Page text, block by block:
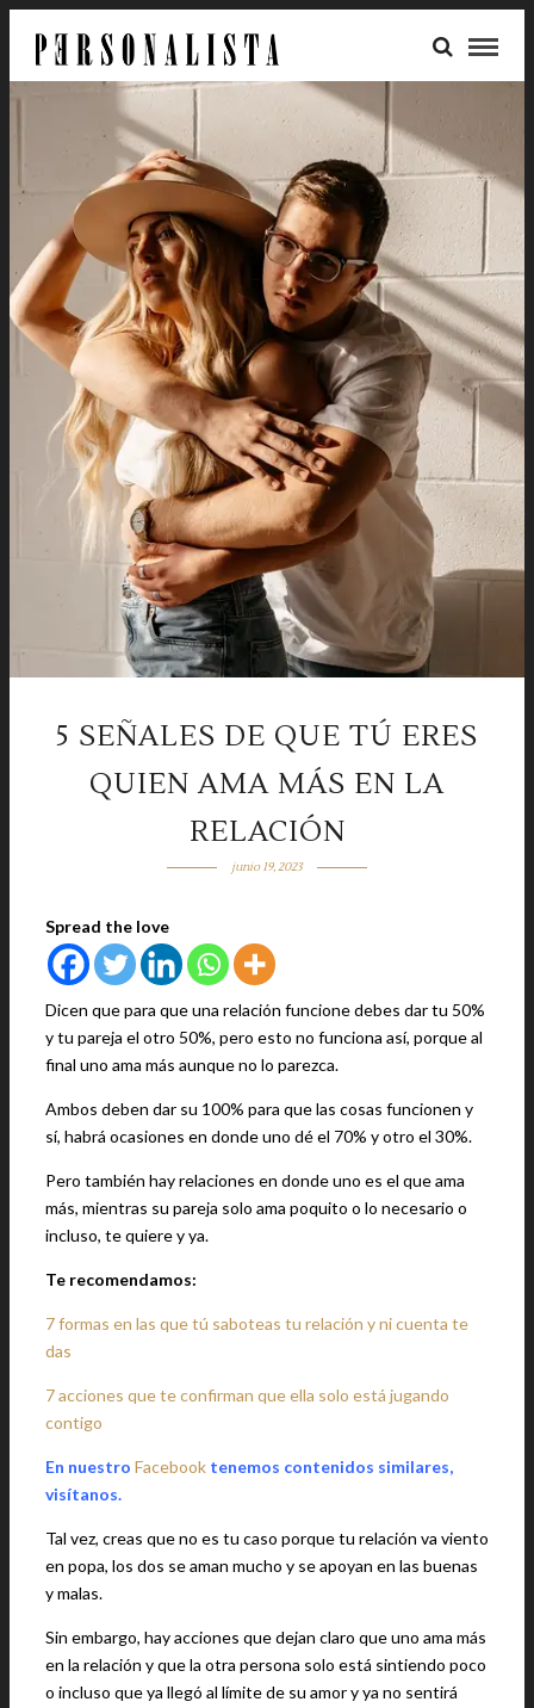
5 SEÑALES DE QUE TÚ ERES
QUIEN AMA MÁS EN LA
RELACIÓN
junio 19, 2023
Spread the love
Dicen que para que una relación funcione debes dar tu 50%
y tu pareja el otro 50%, pero esto no funciona así, porque al
final uno ama más aunque no lo parezca.
Ambos deben dar su 100% para que las cosas funcionen y
sí, habrá ocasiones en donde uno dé el 70% y otro el 30%.
Pero también hay relaciones en donde uno es el que ama
más, mientras su pareja solo ama poquito o lo necesario o
incluso, te quiere y ya.
Te recomendamos:
7 formas en las que tú saboteas tu relación y ni cuenta te
das
7 acciones que te confirman que ella solo está jugando
contigo
En nuestro Facebook tenemos contenidos similares,
visítanos.
Tal vez, creas que no es tu caso porque tu relación va viento
en popa, los dos se aman mucho y se apoyan en las buenas
y malas.
Sin embargo, hay acciones que dejan claro que uno ama más
en la relación y que la otra persona solo está sintiendo poco
o incluso que ya llegó al límite de su amor y ya no sentirá